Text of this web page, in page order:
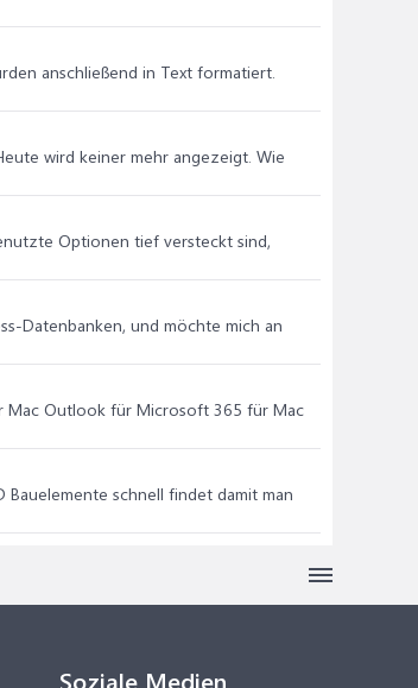
anschließend in Text formatiert.
wird keiner mehr angezeigt. Wie
Optionen tief versteckt sind,
Datenbanken, und möchte mich an
Mac Outlook für Microsoft 365 für Mac
Bauelemente schnell findet damit man
Soziale Medien